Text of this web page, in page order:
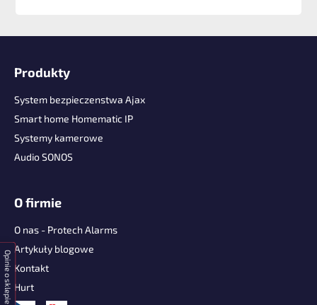
Opinie o sklepie
Produkty
System bezpieczenstwa Ajax
Smart home Homematic IP
Systemy kamerowe
Audio SONOS
O firmie
O nas - Protech Alarms
Artykuły blogowe
Kontakt
Hurt